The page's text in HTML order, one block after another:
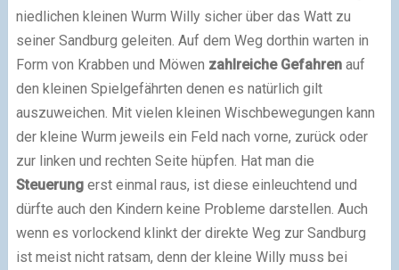
niedlichen kleinen Wurm Willy sicher über das Watt zu
seiner Sandburg geleiten. Auf dem Weg dorthin warten in
Form von Krabben und Möwen zahlreiche Gefahrenauf
den kleinen Spielgefährten denen es natürlich gilt
auszuweichen. Mit vielen kleinen Wischbewegungen kann
der kleine Wurm jeweils ein Feld nach vorne, zurück oder
zur linken und rechten Seite hüpfen. Hat man die
Steuerungerst einmal raus, ist diese einleuchtend und
dürfte auch den Kindern keine Probleme darstellen. Auch
wenn es vorlockend klinkt der direkte Weg zur Sandburg
ist meist nicht ratsam, denn der kleine Willy muss bei